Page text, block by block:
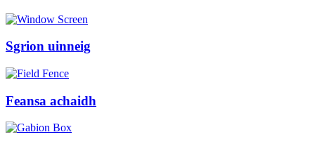
Sgrion uinneig
Feansa achaidh